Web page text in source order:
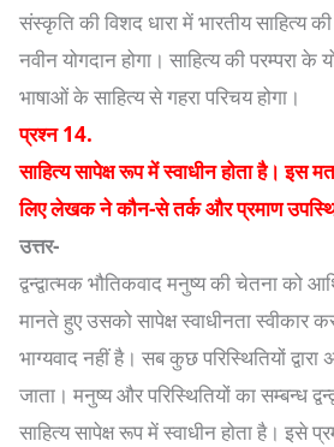
संस्कृति की विशद धारा में भारतीय साहित्य की
नवीन योगदान होगा। साहित्य की परम्परा के
भाषाओं के साहित्य से गहरा परिचय होगा।
प्रश्न 14.
साहित्य सापेक्ष रूप में स्वाधीन होता है। इस
लिए लेखक ने कौन-से तर्क और प्रमाण
उत्तर-
द्वन्द्वात्मक भौतिकवाद मनुष्य की चेतना को
मानते हुए उसको सापेक्ष स्वाधीनता स्वीकार
भाग्यवाद नहीं है। सब कुछ परिस्थितियों द्वारा
जाता। मनुष्य और परिस्थितियों का सम्बन्ध
साहित्य सापेक्ष रूप में स्वाधीन होता है।